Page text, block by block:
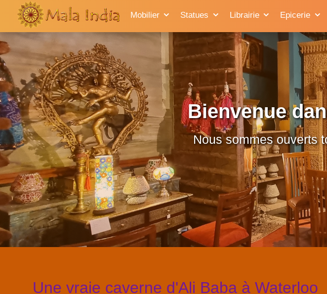
Mobilier Statues Librairie Epicerie
Bienvenue
Nous sommes ouverts
Une vraie caverne d'Ali Baba à Waterloo